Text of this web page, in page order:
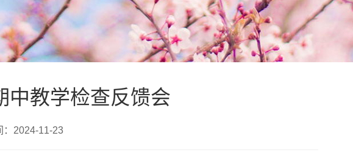
中教学检查反馈会
：2024-11-23